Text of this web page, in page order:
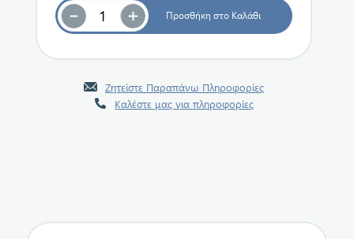
Ζητείστε Παραπάνω Πληροφορίες
Καλέστε μας για πληροφορίες